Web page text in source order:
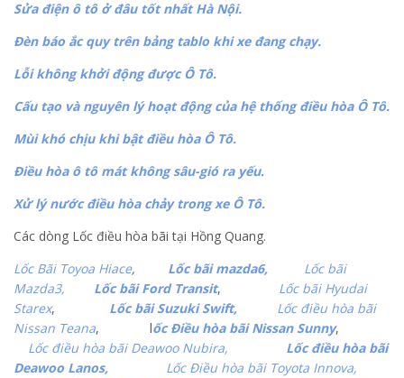
Sửa điện ô tô ở đâu tốt nhất Hà Nội.
Đèn báo ắc quy trên bảng tablo khi xe đang chạy.
Lỗi không khởi động được Ô Tô.
Cấu tạo và nguyên lý hoạt động của hệ thống điều hòa Ô Tô.
Mùi khó chịu khi bật điều hòa Ô Tô.
Điều hòa ô tô mát không sâu-gió ra yếu.
Xử lý nước điều hòa chảy trong xe Ô Tô.
Các dòng Lốc điều hòa bãi tại Hồng Quang.
Lốc Bãi Toyoa Hiace, Lốc bãi mazda6,
Lốc bãi
Mazda3,
Lốc bãi Ford Transit, Lốc bãi Hyudai
Starex, Lốc bãi Suzuki Swift,
Lốc điều hòa bãi
Nissan Teana, lốc Điều hòa bãi Nissan Sunny,
Lốc điều hòa bãi Deawoo Nubira,
Lốc điều hòa bãi
Deawoo Lanos,
Lốc Điều hòa bãi Toyota Innova,